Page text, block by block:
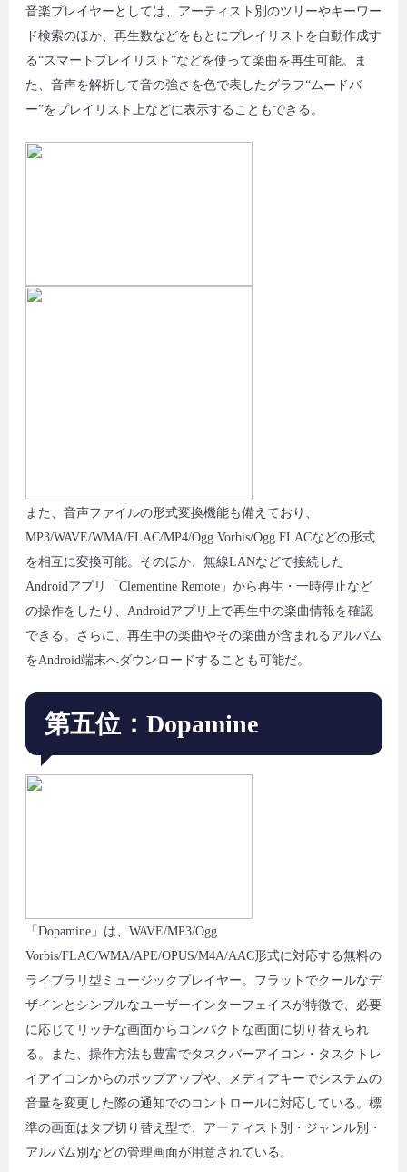
音楽プレイヤーとしては、アーティスト別のツリーやキーワー
ド検索のほか、再生数などをもとにプレイリストを自動作成す
る“スマートプレイリスト”などを使って楽曲を再生可能。ま
た、音声を解析して音の強さを色で表したグラフ“ムードバ
ー”をプレイリスト上などに表示することもできる。
また、音声ファイルの形式変換機能も備えており、
MP3/WAVE/WMA/FLAC/MP4/Ogg Vorbis/Ogg FLACなどの形式
を相互に変換可能。そのほか、無線LANなどで接続した
Androidアプリ「Clementine Remote」から再生・一時停止など
の操作をしたり、Androidアプリ上で再生中の楽曲情報を確認
できる。さらに、再生中の楽曲やその楽曲が含まれるアルバム
をAndroid端末へダウンロードすることも可能だ。
第五位：Dopamine
「Dopamine」は、WAVE/MP3/Ogg
Vorbis/FLAC/WMA/APE/OPUS/M4A/AAC形式に対応する無料の
ライブラリ型ミュージックプレイヤー。フラットでクールなデ
ザインとシンプルなユーザーインターフェイスが特徴で、必要
に応じてリッチな画面からコンパクトな画面に切り替えられ
る。また、操作方法も豊富でタスクバーアイコン・タスクトレ
イアイコンからのポップアップや、メディアキーでシステムの
音量を変更した際の通知でのコントロールに対応している。標
準の画面はタブ切り替え型で、アーティスト別・ジャンル別・
アルバム別などの管理画面が用意されている。